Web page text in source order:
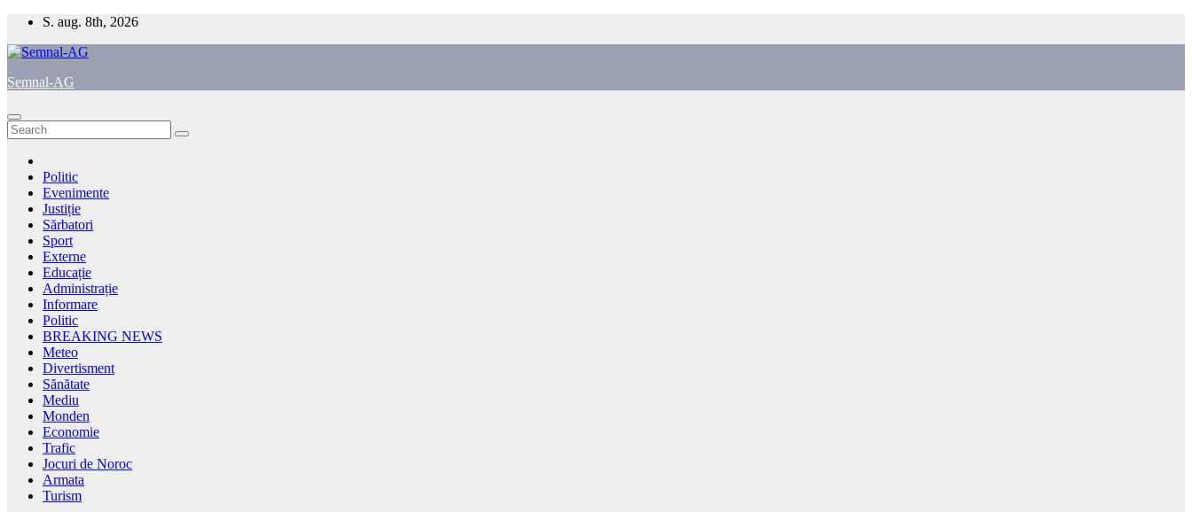
Skip
content
S. aug. 8th, 2026
Semnal-AG
Politic
Evenimente
Justiție
Sărbatori
Sport
Externe
Educație
Administrație
Informare
Politic
BREAKING NEWS
Meteo
Divertisment
Sănătate
Mediu
Monden
Economie
Trafic
Jocuri de Noroc
Armata
Turism